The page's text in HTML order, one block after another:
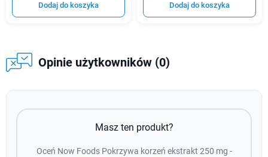
Dodaj do koszyka Dodaj do koszyka
Opinie użytkowników (0)
Masz ten produkt?
Oceń Now Foods Pokrzywa korzeń ekstrakt 250 mg -